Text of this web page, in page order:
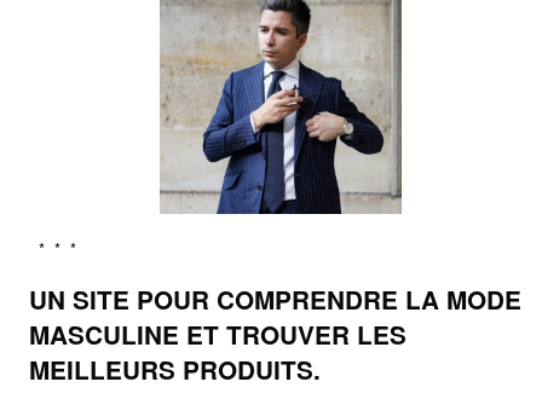
UN SITE POUR COMPRENDRE LA MODE
MASCULINE ET TROUVER LES
MEILLEURS PRODUITS.